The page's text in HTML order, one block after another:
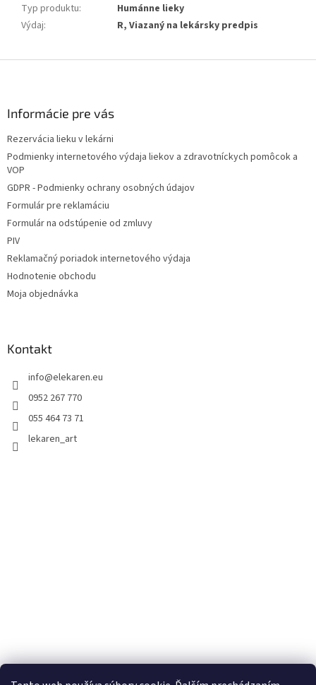
Dôležitá informácia : Ceny za všetky obväzy, plienky, náplaste,barle,
Typ produktu:
Humánne lieky
Výdaj: R, Viazaný na lekársky predpis
Informácie pre vás
Rezervácia lieku v lekárni
Podmienky internetového výdaja liekov a zdravotníckych pomôcok a
VOP
GDPR - Podmienky ochrany osobných údajov
Formulár pre reklamáciu
Formulár na odstúpenie od zmluvy
PIV
Reklamačný poriadok internetového výdaja
Hodnotenie obchodu
Moja objednávka
Kontakt
info@elekaren.eu
0952 267 770
055 464 73 71
lekaren_art